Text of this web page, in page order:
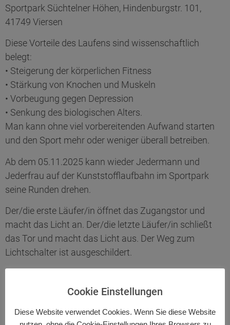
Sportpark Süchtelner Höhen, Hindenburgstr. 101,
41749 Viersen
Diese Vorteile des Laufens sind wissenschaftlich
belegt:
• Steigerung der körperlichen Fitness
• Stärkung von Knochen und Muskeln
• Vorbeugung gegen Depression
• Senkung des biologischen Alters.
Man kann ohne viel vorbereitenden Aufwand starten
und den Sport mehr oder weniger überall betreiben.
Ab dem 05.11.2025 kann wieder Jedermann und
Jederfrau auf der Kunststofflaufbahn im Sportpark
seine Runden drehen.
Der/die erste Läufer/in öffnet das Zugangstor und
macht das Licht an. Der/die letzte Läufer/in schließt
das Tor und macht das Licht aus. Der Weg zum
Lichtschalter ist ausgeschildert.
Beinen fortbewegen wollen: Walking, Nordic Walking,
Sollte jemand Interesse daran haben, einen Lauftreff
Cookie Einstellungen
Diese Website verwendet Cookies. Wenn Sie diese Website